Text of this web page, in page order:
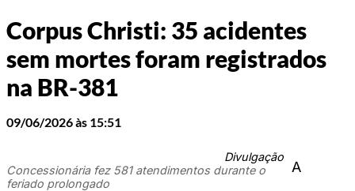
Corpus Christi: 35 acidentes
sem mortes foram registrados
na BR-381
09/06/2026 às 15:51
Divulgação
Concessionária fez 581 atendimentos durante o
feriado prolongado
A